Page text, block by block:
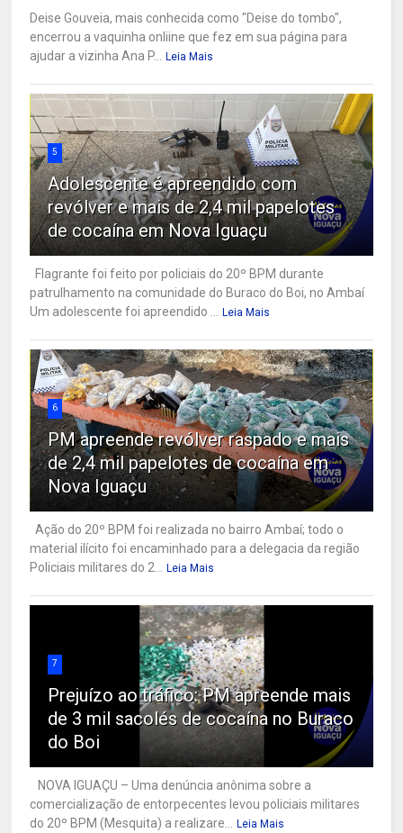
Deise Gouveia, mais conhecida como "Deise do tombo",
encerrou a vaquinha onliine que fez em sua página para
ajudar a vizinha Ana P...
Leia Mais
5
Adolescente é apreendido com
revólver e mais de 2,4 mil papelotes
de cocaína em Nova Iguaçu
Flagrante foi feito por policiais do 20º BPM durante
patrulhamento na comunidade do Buraco do Boi, no Ambaí
Um adolescente foi apreendido ...
Leia Mais
6
PM apreende revólver raspado e mais
de 2,4 mil papelotes de cocaína em
Nova Iguaçu
Ação do 20º BPM foi realizada no bairro Ambaí; todo o
material ilícito foi encaminhado para a delegacia da região
Policiais militares do 2...
Leia Mais
7
Prejuízo ao tráfico: PM apreende mais
de 3 mil sacolés de cocaína no Buraco
do Boi
NOVA IGUAÇU – Uma denúncia anônima sobre a
comercialização de entorpecentes levou policiais militares
do 20º BPM (Mesquita) a realizare...
Leia Mais